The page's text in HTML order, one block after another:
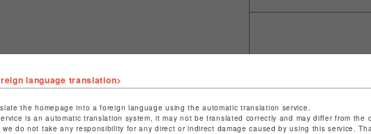
language translation>
the homepage into a foreign language using the automatic translation service.
is an automatic translation system, it may not be translated correctly and may differ from the
do not take any responsibility for any direct or indirect damage caused by using this service.